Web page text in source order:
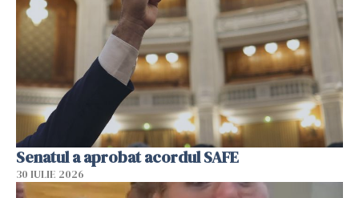
Senatul a aprobat acordul SAFE
30 IULIE 2026